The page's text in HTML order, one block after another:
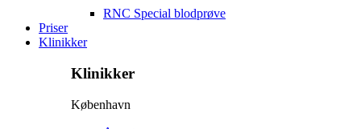
RNC Special blodprøve
Priser
Klinikker
Klinikker
København